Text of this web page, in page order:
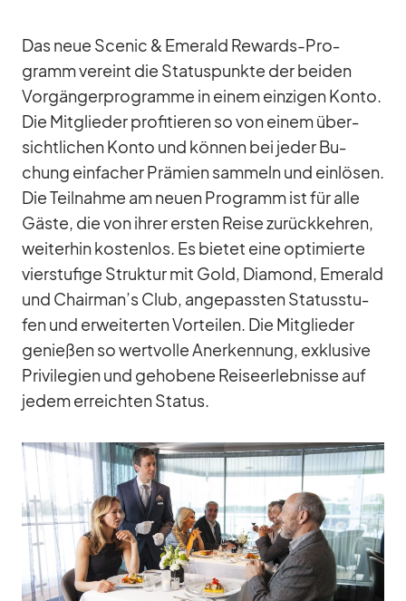
Das neue Scenic & Emer­ald Re­wards-Pro­
gramm ver­eint die Sta­tus­punkte der bei­den
Vor­gän­ger­pro­gramme in ei­nem ein­zi­gen Konto.
Die Mit­glie­der pro­fi­tie­ren so von ei­nem über­
sicht­li­chen Konto und kön­nen bei je­der Bu­
chung ein­fa­cher Prä­mien sam­meln und ein­lö­sen.
Die Teil­nahme am neuen Pro­gramm ist für alle
Gäste, die von ih­rer ers­ten Reise zu­rück­keh­ren,
wei­ter­hin kos­ten­los. Es bie­tet eine op­ti­mierte
vier­stu­fige Struk­tur mit Gold, Dia­mond, Emer­ald
und Chairman’s Club, an­ge­pass­ten Sta­tus­stu­
fen und er­wei­ter­ten Vor­tei­len. Die Mit­glie­der
ge­nie­ßen so wert­volle An­er­ken­nung, ex­klu­sive
Pri­vi­le­gien und ge­ho­bene Rei­se­er­leb­nisse auf
je­dem er­reich­ten Sta­tus.